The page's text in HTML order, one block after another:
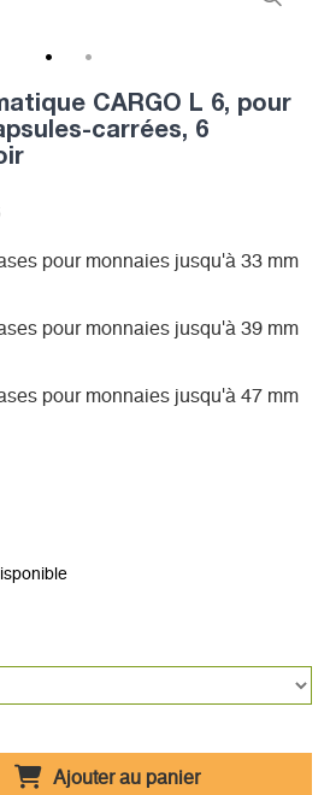
CARGO L 6, pour
carrées, 6
pour monnaies jusqu'à 33 mm
pour monnaies jusqu'à 39 mm
pour monnaies jusqu'à 47 mm
Ajouter au panier